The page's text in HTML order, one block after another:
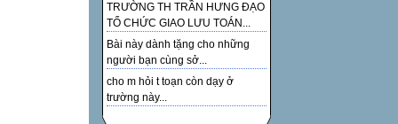
TRƯỜNG TH TRẦN HƯNG ĐẠO
TỔ CHỨC GIAO LƯU TOÁN...
Bài này dành tặng cho những
người bạn cùng sở...
cho m hỏi t toạn còn dạy ở
trường này...